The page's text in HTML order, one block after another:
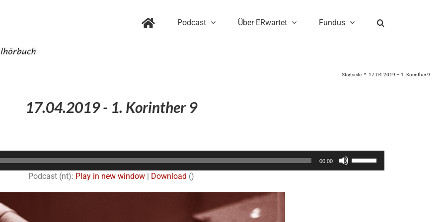
Podcast Über ERwartet Fundus
Startseite 17.04.2019 – 1. Korinther 9
17.04.2019 - 1. Korinther 9
00:00
Podcast (nt): Play in new window | Download ()